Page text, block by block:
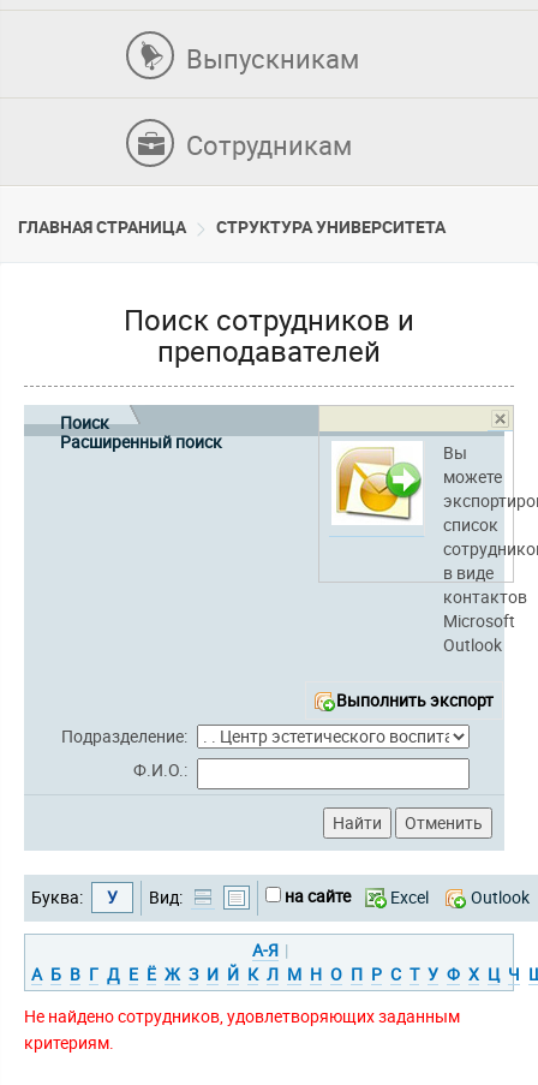
Выпускникам
Сотрудникам
ГЛАВНАЯ СТРАНИЦА CТРУКТУРА УНИВЕРСИТЕТА
Поиск сотрудников и
преподавателей
Вы
можете
список
в виде
контактов
Microsoft
Outlook
Выполнить экспорт
Поиск
Расширенный поиск
Подразделение:
Ф.И.О.:
Буква: У Вид: на сайте Excel Outlook
А-Я |
А Б В Г Д Е Ё Ж З И Й К Л М Н О П Р С Т У Ф Х Ц Ч
Не найдено сотрудников, удовлетворяющих заданным
критериям.